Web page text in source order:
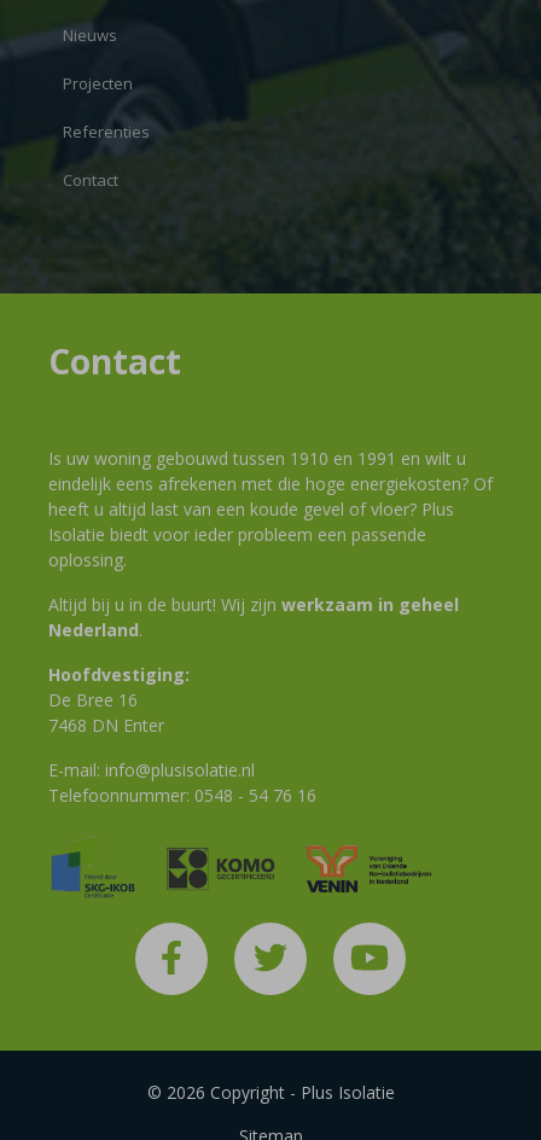
Nieuws
Projecten
Referenties
Contact
Contact
Is uw woning gebouwd tussen 1910 en 1991 en wilt u
eindelijk eens afrekenen met die hoge energiekosten? Of
heeft u altijd last van een koude gevel of vloer? Plus
Isolatie biedt voor ieder probleem een passende
oplossing.
Altijd bij u in de buurt! Wij zijn werkzaam in geheel
Nederland.
Hoofdvestiging:
De Bree 16
7468 DN Enter
E-mail: info@plusisolatie.nl
Telefoonnummer: 0548 - 54 76 16
© 2026 Copyright - Plus Isolatie